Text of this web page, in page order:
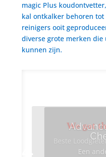
magic Plus
kal ontkalker behoren tot
reinigers ooit
diverse grote merken
kunnen zijn.
Een
We got
Beste